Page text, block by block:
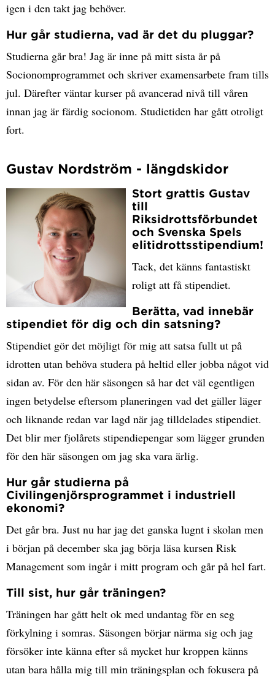
igen i den takt jag behöver.
Hur går studierna, vad är det du pluggar?
Studierna går bra! Jag är inne på mitt sista år på
Socionomprogrammet och skriver examensarbete fram tills
jul. Därefter väntar kurser på avancerad nivå till våren
innan jag är färdig socionom. Studietiden har gått otroligt
fort.
Gustav Nordström - längdskidor
Stort grattis Gustav
till
Riksidrottsförbundet
och Svenska Spels
elitidrottsstipendium!
Tack, det känns fantastiskt
roligt att få stipendiet.
Berätta, vad innebär
stipendiet för dig och din satsning?
Stipendiet gör det möjligt för mig att satsa fullt ut på
idrotten utan behöva studera på heltid eller jobba något vid
sidan av. För den här säsongen så har det väl egentligen
ingen betydelse eftersom planeringen vad det gäller läger
och liknande redan var lagd när jag tilldelades stipendiet.
Det blir mer fjolårets stipendiepengar som lägger grunden
för den här säsongen om jag ska vara ärlig.
Hur går studierna på
Civilingenjörsprogrammet i industriell
ekonomi?
Det går bra. Just nu har jag det ganska lugnt i skolan men
i början på december ska jag börja läsa kursen Risk
Management som ingår i mitt program och går på hel fart.
Till sist, hur går träningen?
Träningen har gått helt ok med undantag för en seg
förkylning i somras. Säsongen börjar närma sig och jag
försöker inte känna efter så mycket hur kroppen känns
utan bara hålla mig till min träningsplan och fokusera på